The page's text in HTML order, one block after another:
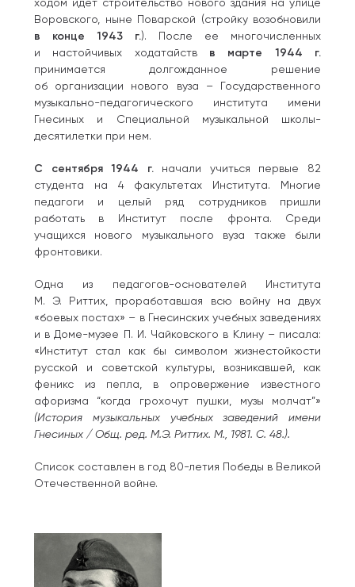
Воровского, ныне Поварской (стройку возобновили
в конце 1943 г.). После ее многочисленных
и настойчивых ходатайств в марте 1944 г.
принимается долгожданное решение
об организации нового вуза – Государственного
музыкально-педагогического института имени
Гнесиных и Специальной музыкальной школы-
десятилетки при нем.
С сентября 1944 г. начали учиться первые 82
студента на 4 факультетах Института. Многие
педагоги и целый ряд сотрудников пришли
работать в Институт после фронта. Среди
учащихся нового музыкального вуза также были
фронтовики.
Одна из педагогов-основателей Института
М. Э. Риттих, проработавшая всю войну на двух
«боевых постах» – в Гнесинских учебных заведениях
и в Доме-музее П. И. Чайковского в Клину – писала:
«Институт стал как бы символом жизнестойкости
русской и советской культуры, возникавшей, как
феникс из пепла, в опровержение известного
афоризма “когда грохочут пушки, музы молчат”»
(История музыкальных учебных заведений имени
Гнесиных / Общ. ред. М.Э. Риттих. М., 1981. С. 48.).
Список составлен в год 80-летия Победы в Великой
Отечественной войне.